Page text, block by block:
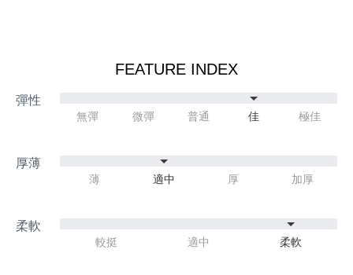
FEATURE INDEX
無彈 微彈 普通 佳 極佳
薄 適中 厚 加厚
較挺 適中 柔軟